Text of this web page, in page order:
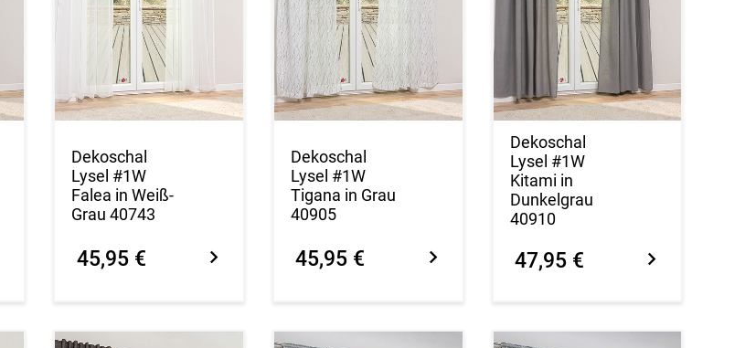
Dekoschal
Lysel #1W
Falea in Weiß-
Grau 40743
45,95 €
Dekoschal
Lysel #1W
Tigana in Grau
40905
45,95 €
Dekoschal
Lysel #1W
Kitami in
Dunkelgrau
40910
47,95 €